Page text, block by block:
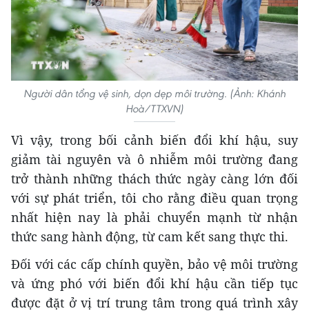
Người dân tổng vệ sinh, dọn dẹp môi trường. (Ảnh: Khánh
Hoà/TTXVN)
Vì vậy, trong bối cảnh biến đổi khí hậu, suy
giảm tài nguyên và ô nhiễm môi trường đang
trở thành những thách thức ngày càng lớn đối
với sự phát triển, tôi cho rằng điều quan trọng
nhất hiện nay là phải chuyển mạnh từ nhận
thức sang hành động, từ cam kết sang thực thi.
Đối với các cấp chính quyền, bảo vệ môi trường
và ứng phó với biến đổi khí hậu cần tiếp tục
được đặt ở vị trí trung tâm trong quá trình xây